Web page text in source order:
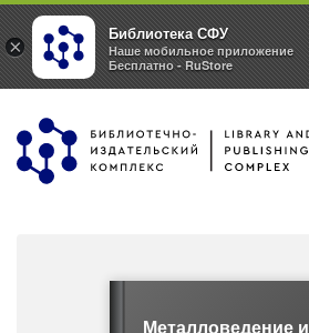
Перейти
основному
Металловедение и
×
Библиотека СФУ
Наше мобильное приложение
Бесплатно - RuStore